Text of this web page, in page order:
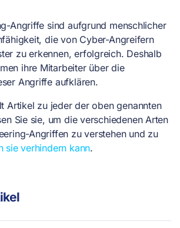
Angriffe sind aufgrund menschlicher
die von Cyber-Angreifern
zu erkennen, erfolgreich. Deshalb
ihre Mitarbeiter über die
Angriffe aufklären.
Artikel zu jeder der oben genannten
Sie sie, um die verschiedenen Arten
Angriffen zu verstehen und zu
sie verhindern kann.